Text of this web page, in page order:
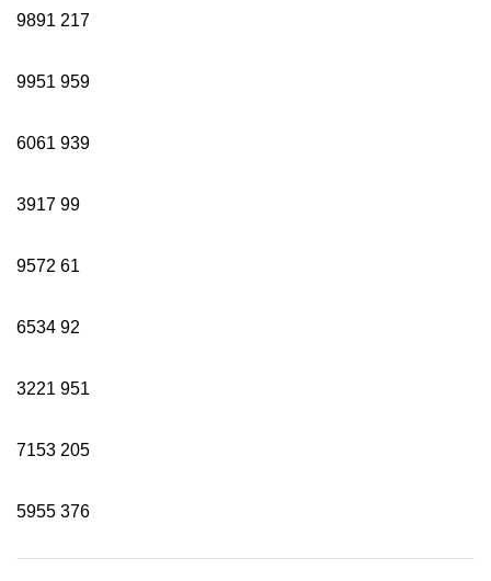
9891 217
9951 959
6061 939
3917 99
9572 61
6534 92
3221 951
7153 205
5955 376